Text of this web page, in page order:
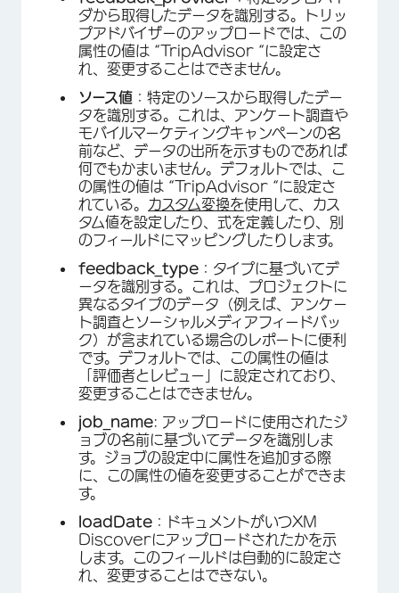
ダから取得したデータを識別する。トリッ
プアドバイザーのアップロードでは、この
属性の値は “TripAdvisor “に設定さ
れ、変更することはできません。
ソース値 ：特定のソースから取得したデー
タを識別する。これは、アンケート調査や
モバイルマーケティングキャンペーンの名
前など、データの出所を示すものであれば
何でもかまいません。デフォルトでは、こ
の属性の値は “TripAdvisor “に設定さ
れている。 カスタム変換を使用して、カス
タム値を設定したり、式を定義したり、別
のフィールドにマッピングしたりします。
feedback_type ：タイプに基づいてデ
ータを識別する。これは、プロジェクトに
異なるタイプのデータ（例えば、アンケー
ト調査とソーシャルメディアフィードバッ
ク）が含まれている場合のレポートに便利
です。デフォルトでは、この属性の値は
「評価者とレビュー」に設定されており、
変更することはできません。
job_name: アップロードに使用されたジ
ョブの名前に基づいてデータを識別しま
す。ジョブの設定中に属性を追加する際
に、この属性の値を変更することができま
す。
loadDate ：ドキュメントがいつXM
Discoverにアップロードされたかを示
します。このフィールドは自動的に設定さ
れ、変更することはできない。